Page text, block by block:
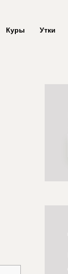
Куры Утки